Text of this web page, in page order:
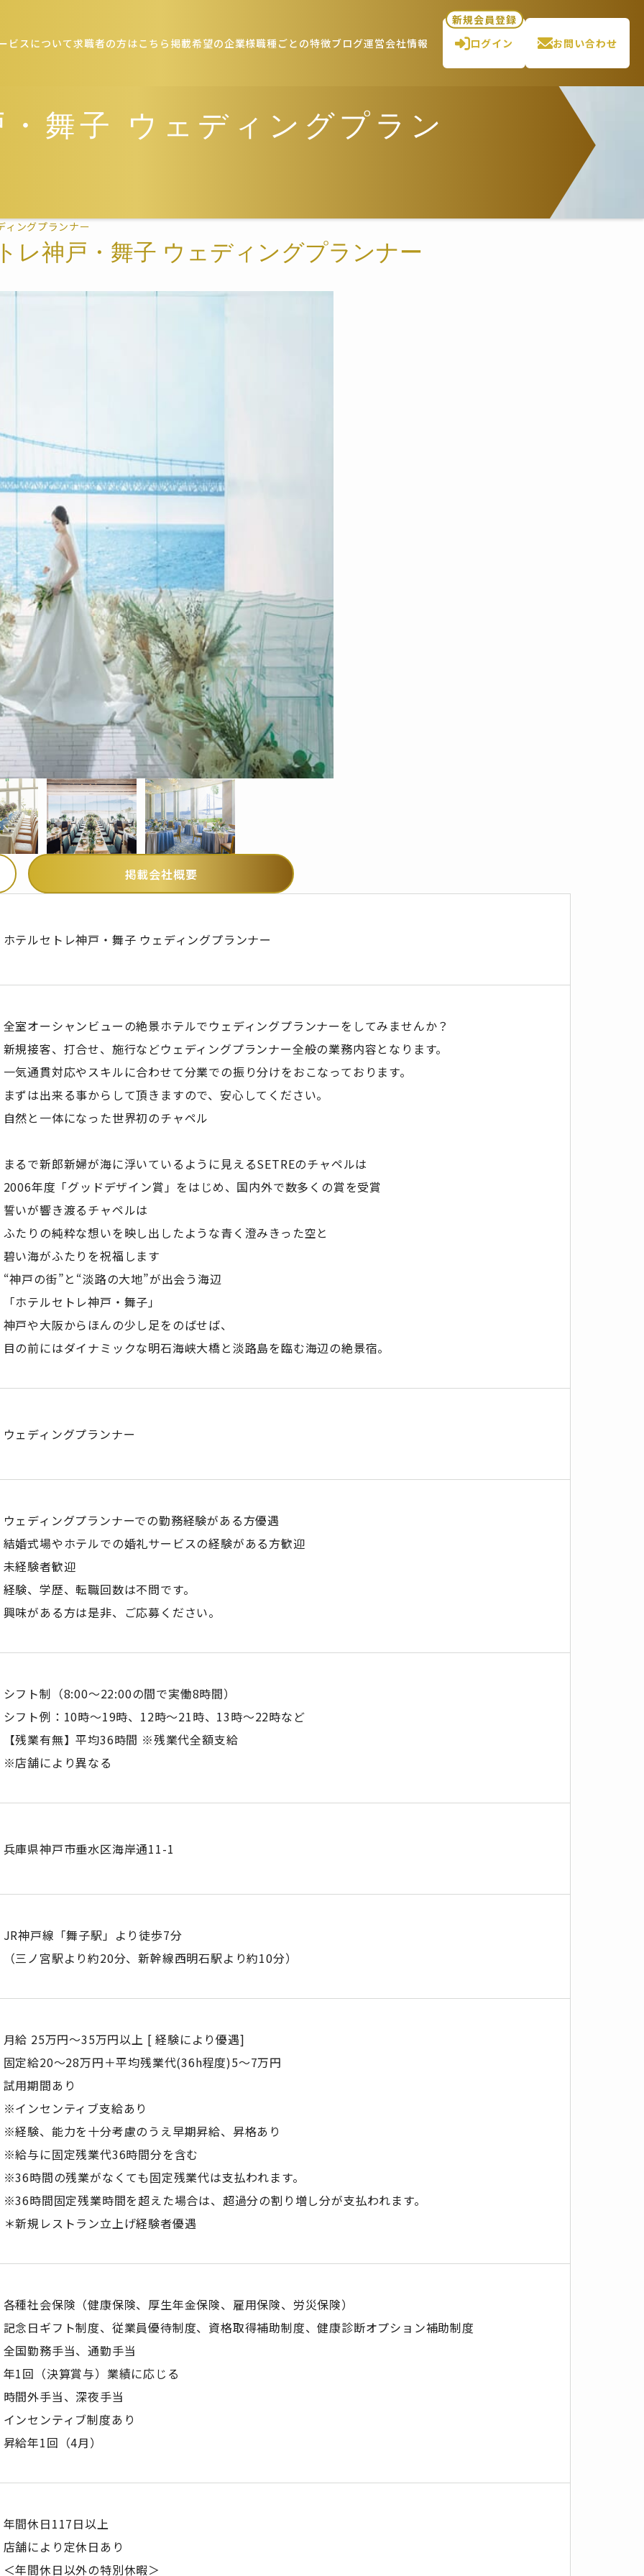
ビスについて求職者の方はこちら 掲載希望の企業様職種ごとの特徴ブログ運営会社情報
新規会員登録
ログイン
お問い合わせ
舞子 ウェディングプラン
ィングプランナー
レ神戸・舞子 ウェディングプランナー
掲載会社概要
ホテルセトレ神戸・舞子 ウェディングプランナー
全室オーシャンビューの絶景ホテルでウェディングプランナーをしてみませんか？
新規接客、打合せ、施行などウェディングプランナー全般の業務内容となります。
一気通貫対応やスキルに合わせて分業での振り分けをおこなっております。
まずは出来る事からして頂きますので、安心してください。
自然と一体になった世界初のチャペル
まるで新郎新婦が海に浮いているように見えるSETREのチャペルは
2006年度「グッドデザイン賞」をはじめ、国内外で数多くの賞を受賞
誓いが響き渡るチャペルは
ふたりの純粋な想いを映し出したような青く澄みきった空と
碧い海がふたりを祝福します
“神戸の街”と“淡路の大地”が出会う海辺
「ホテルセトレ神戸・舞子」
神戸や大阪からほんの少し足をのばせば、
目の前にはダイナミックな明石海峡大橋と淡路島を臨む海辺の絶景宿。
ウェディングプランナー
ウェディングプランナーでの勤務経験がある方優遇
結婚式場やホテルでの婚礼サービスの経験がある方歓迎
未経験者歓迎
経験、学歴、転職回数は不問です。
興味がある方は是非、ご応募ください。
シフト制（8:00～22:00の間で実働8時間）
シフト例：10時～19時、12時～21時、13時～22時など
【残業有無】平均36時間 ※残業代全額支給
※店舗により異なる
兵庫県神戸市垂水区海岸通11-1
JR神戸線「舞子駅」より徒歩7分
（三ノ宮駅より約20分、新幹線西明石駅より約10分）
月給 25万円～35万円以上 [ 経験により優遇]
固定給20～28万円＋平均残業代(36h程度)5～7万円
試用期間あり
※インセンティブ支給あり
※経験、能力を十分考慮のうえ早期昇給、昇格あり
※給与に固定残業代36時間分を含む
※36時間の残業がなくても固定残業代は支払われます。
※36時間固定残業時間を超えた場合は、超過分の割り増し分が支払われます。
＊新規レストラン立上げ経験者優遇
各種社会保険（健康保険、厚生年金保険、雇用保険、労災保険）
記念日ギフト制度、従業員優待制度、資格取得補助制度、健康診断オプション補助制度
全国勤務手当、通勤手当
年1回（決算賞与）業績に応じる
時間外手当、深夜手当
インセンティブ制度あり
昇給年1回（4月）
年間休日117日以上
店舗により定休日あり
＜年間休日以外の特別休暇＞